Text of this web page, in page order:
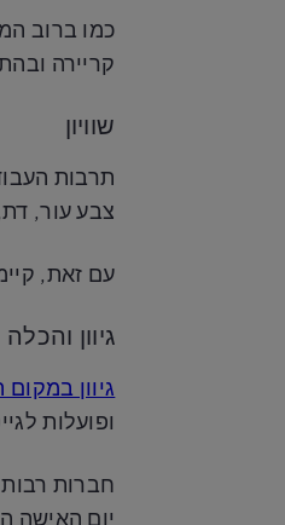
כמו ברוב
קריירה
שוויון
צבע עור,
עם זאת,
גיוון והכלה
גיוון
ופועלות
חברות רבות
יום האישה